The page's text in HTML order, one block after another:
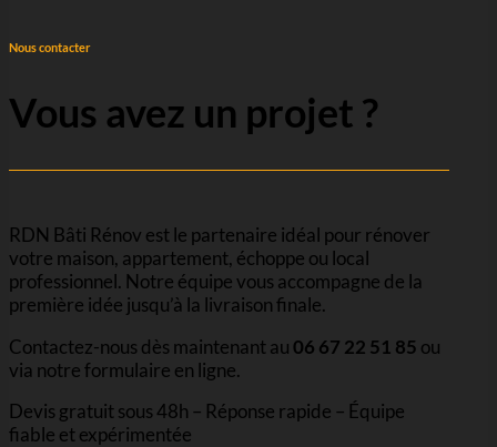
Nous contacter
Vous avez un projet ?
RDN Bâti Rénov est le partenaire idéal pour rénover
votre maison, appartement, échoppe ou local
professionnel. Notre équipe vous accompagne de la
première idée jusqu’à la livraison finale.
Contactez-nous dès maintenant au 06 67 22 51 85 ou
via notre formulaire en ligne.
Devis gratuit sous 48h – Réponse rapide – Équipe
fiable et expérimentée